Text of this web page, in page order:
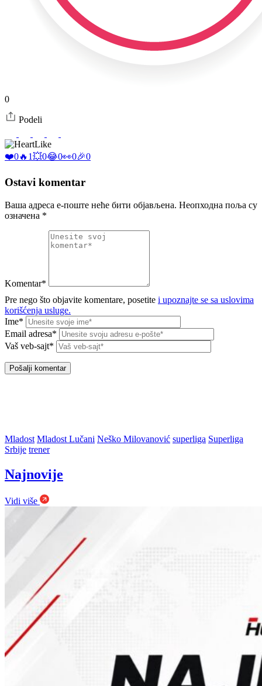
0
Podeli
Like
❤️0🔥 1💥0😂0👀0🎉0
Ostavi komentar
Ваша адреса е-поште неће бити објављена. Неопходна поља су
означена *
Komentar*
Pre nego što objavite komentare, posetite i upoznajte se sa uslovima
korišćenja usluge.
Ime*
Email adresa*
Vaš veb-sajt*
Mladost Mladost Lučani Neško Milovanović superliga Superliga
Srbije trener
Najnovije
Vidi više